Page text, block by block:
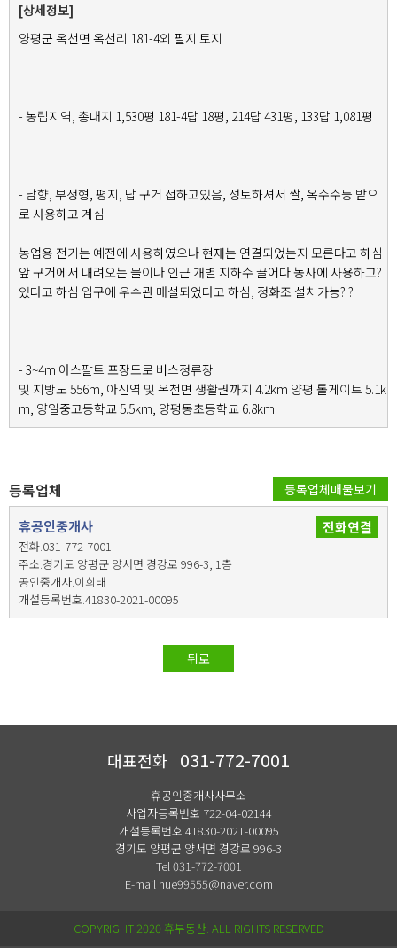
[상세정보]
양평군 옥천면 옥천리 181-4외 필지 토지
- 농립지역, 총대지 1,530평 181-4답 18평, 214답 431평, 133답 1,081평
- 남향, 부정형, 평지, 답 구거 접하고있음, 성토하셔서 쌀, 옥수수등 밭으
로 사용하고 계심
농업용 전기는 예전에 사용하였으나 현재는 연결되었는지 모른다고 하심
앞 구거에서 내려오는 물이나 인근 개별 지하수 끌어다 농사에 사용하고?
있다고 하심 입구에 우수관 매설되었다고 하심, 정화조 설치가능? ?
- 3~4m 아스팔트 포장도로 버스정류장
및 지방도 556m, 아신역 및 옥천면 생활권까지 4.2km 양평 톨게이트 5.1k
m, 양일중고등학교 5.5km, 양평동초등학교 6.8km
등록업체 등록업체매물보기
휴공인중개사 전화연결
전화.031-772-7001
주소.경기도 양평군 양서면 경강로 996-3, 1층
공인중개사.이희태
개설등록번호.41830-2021-00095
뒤로
대표전화 031-772-7001
휴공인중개사사무소
사업자등록번호 722-04-02144
개설등록번호 41830-2021-00095
경기도 양평군 양서면 경강로 996-3
Tel 031-772-7001
E-mail hue99555@naver.com
COPYRIGHT 2020 휴부동산. ALL RIGHTS RESERVED